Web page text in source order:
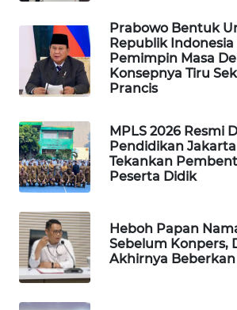
Prabowo Bentuk
Republik
Pemimpin Masa
Konsepnya Tiru
Prancis
MPLS 2026 Resmi
Pendidikan
Tekankan
Peserta Didik
Heboh Papan
Sebelum Konpers,
Akhirnya
WAHANA
SELEB
PERSONA
WAHANA
OTOMOTIF
WAHANA
HEALTH
WAHANA
DESA